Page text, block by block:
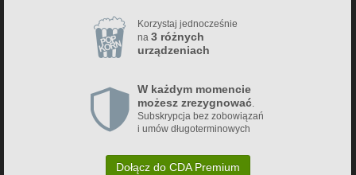
Korzystaj jednocześnie
na 3 różnych
urządzeniach
W każdym momencie
możesz zrezygnować.
Subskrypcja bez zobowiązań
i umów długoterminowych
Dołącz do CDA Premium